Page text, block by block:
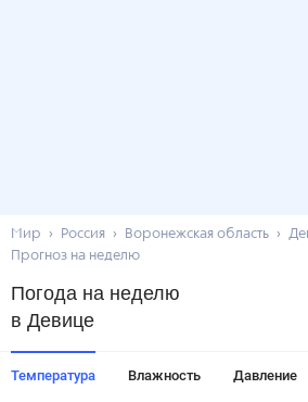
Мир Россия Воронежская область
Прогноз на неделю
Погода на неделю
в Девице
Температура Влажность Давление